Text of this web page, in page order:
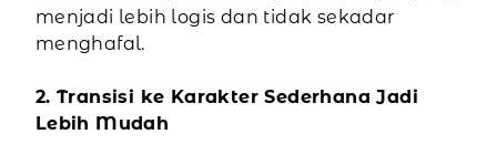
menjadi lebih logis dan tidak sekadar
menghafal.
2. Transisi ke Karakter Sederhana Jadi
Lebih Mudah